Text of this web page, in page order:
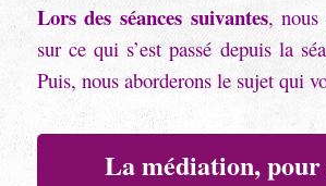
Lors des séances suivantes, nous
sur ce qui s’est passé depuis la
Puis, nous aborderons le sujet qui
La médiation,